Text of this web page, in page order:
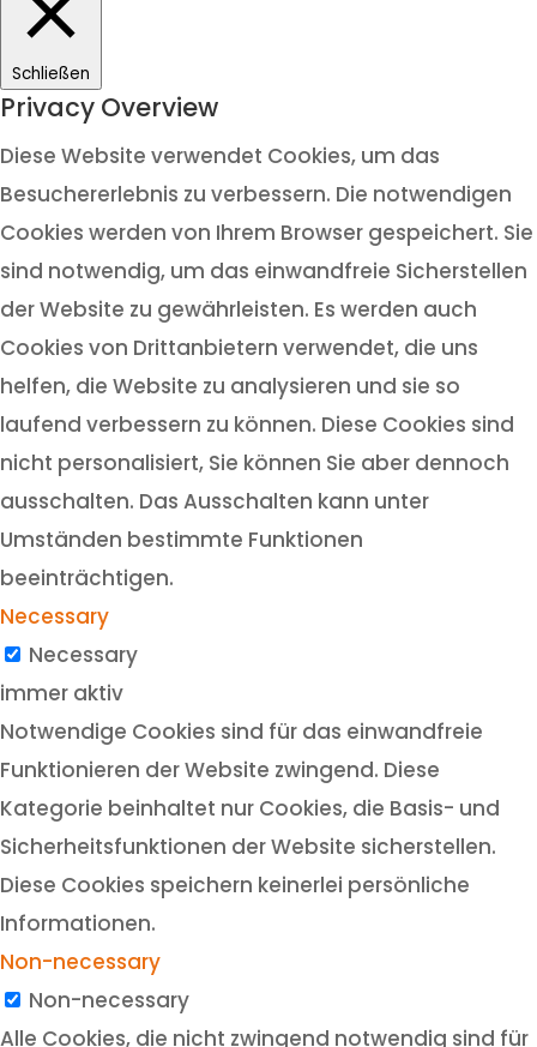
Schließen
Privacy Overview
Diese Website verwendet Cookies, um das
Besuchererlebnis zu verbessern. Die notwendigen
Cookies werden von Ihrem Browser gespeichert. Sie
sind notwendig, um das einwandfreie Sicherstellen
der Website zu gewährleisten. Es werden auch
Cookies von Drittanbietern verwendet, die uns
helfen, die Website zu analysieren und sie so
laufend verbessern zu können. Diese Cookies sind
nicht personalisiert, Sie können Sie aber dennoch
ausschalten. Das Ausschalten kann unter
Umständen bestimmte Funktionen
beeinträchtigen.
Necessary
Necessary
immer aktiv
Notwendige Cookies sind für das einwandfreie
Funktionieren der Website zwingend. Diese
Kategorie beinhaltet nur Cookies, die Basis- und
Sicherheitsfunktionen der Website sicherstellen.
Diese Cookies speichern keinerlei persönliche
Informationen.
Non-necessary
Non-necessary
Alle Cookies, die nicht zwingend notwendig sind für